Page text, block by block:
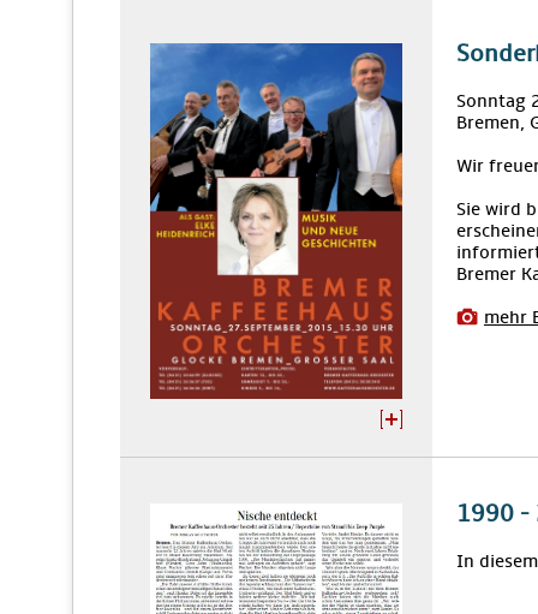
Sonntag
Bremen,
Wir
Sie wird
Bremer
mehr
1990 -
In